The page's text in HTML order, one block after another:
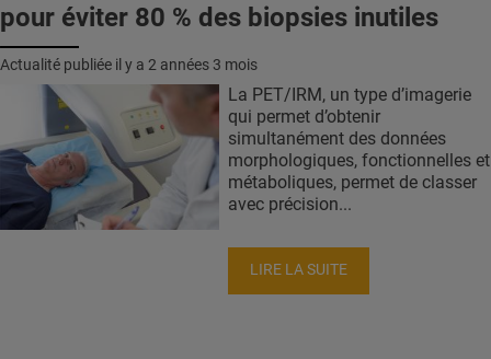
pour éviter 80 % des biopsies inutiles
Actualité publiée il y a 2 années 3 mois
La PET/IRM, un type d’imagerie
qui permet d’obtenir
simultanément des données
morphologiques, fonctionnelles et
métaboliques, permet de classer
avec précision...
LIRE LA SUITE